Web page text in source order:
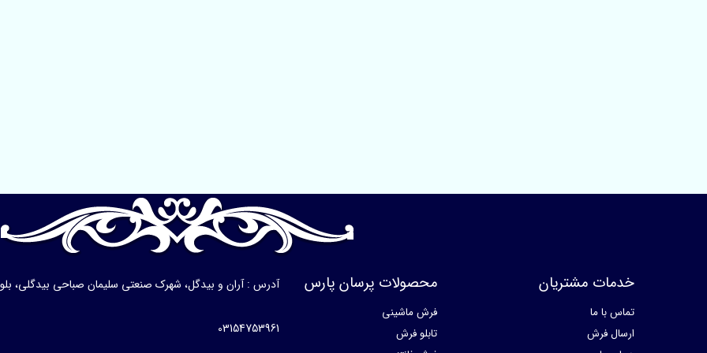
خدمات مشتریان
تماس با ما
ارسال فرش
محصولات پرسان پارس
فرش ماشینی
تابلو فرش
آدرس : آران و بیدگل، شهرک صنعتی سلیمان صباحی بیدگلی، بلوار
03154753961